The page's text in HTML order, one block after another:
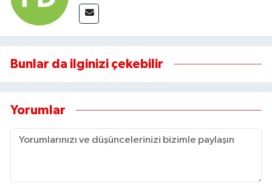
Bunlar da ilginizi çekebilir
Yorumlar